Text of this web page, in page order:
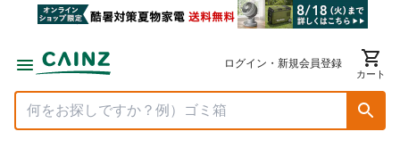
ログイン・新規会員登録
カート